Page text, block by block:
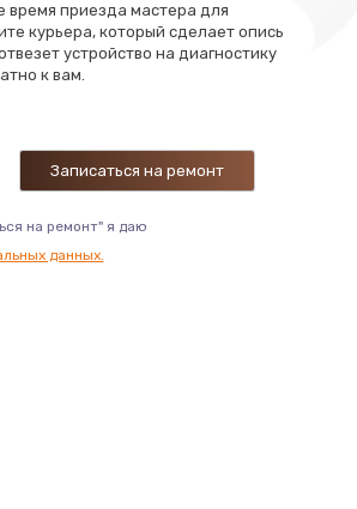
время приезда мастера для
курьера, который сделает опись
устройство на диагностику
к вам.
на ремонт" я даю
данных.